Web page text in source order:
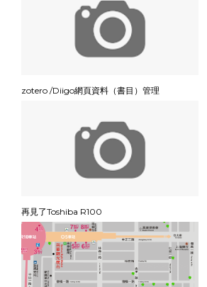
zotero /Diigo網頁資料（書目）管理
再見了Toshiba R100